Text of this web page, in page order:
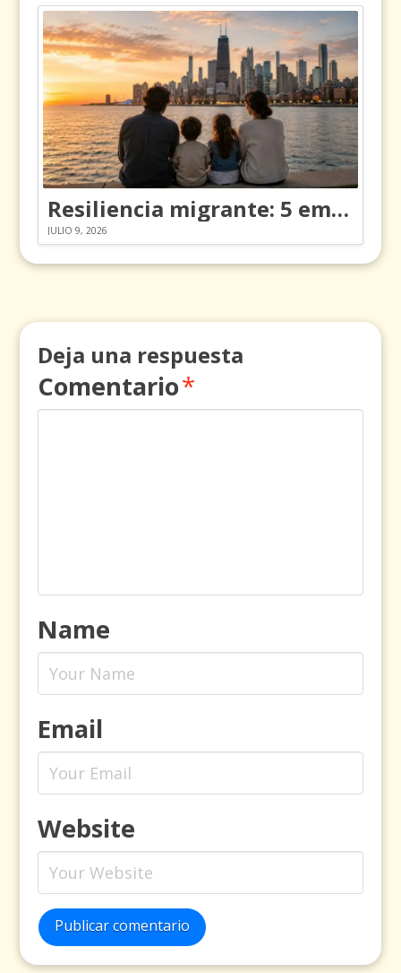
Resiliencia migrante: 5 emociones y cómo gestionarlas
JULIO 9, 2026
Deja una respuesta
Comentario*
Name
Email
Website
Publicar comentario